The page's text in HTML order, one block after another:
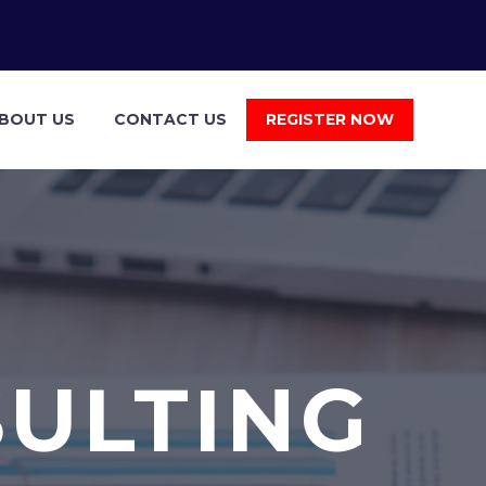
US CONTACT US REGISTER NOW